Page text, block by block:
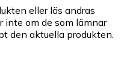
eller läs andras
inte om de som lämnar
den aktuella produkten.